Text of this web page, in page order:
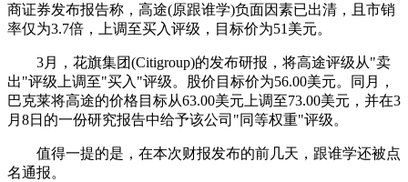
商证券发布报告称，高途(原跟谁学)负面因素已出清，且市销
率仅为3.7倍，上调至买入评级，目标价为51美元。
3月，花旗集团(Citigroup)的发布研报，将高途评级从"卖
出"评级上调至"买入"评级。股价目标价为56.00美元。同月，
巴克莱将高途的价格目标从63.00美元上调至73.00美元，并在3
月8日的一份研究报告中给予该公司"同等权重"评级。
值得一提的是，在本次财报发布的前几天，跟谁学还被点
名通报。